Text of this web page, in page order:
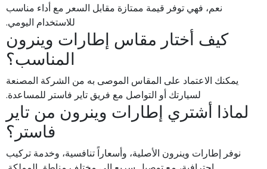
نعم، فهي توفر قيمة ممتازة مقابل السعر مع أداء مناسب
للاستخدام اليومي.
كيف أختار مقاس إطارات وينرون
المناسب؟
يمكنك الاعتماد على المقاس الموصى به من الشركة المصنعة
لسيارتك أو التواصل مع فريق تاير فاستر للمساعدة.
لماذا أشتري إطارات وينرون من تاير
فاستر؟
نوفر إطارات وينرون الأصلية، وأسعاراً تنافسية، وخدمة تركيب